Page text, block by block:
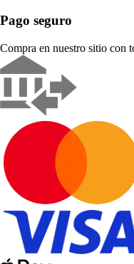
Pago seguro
Compra en nuestro sitio con